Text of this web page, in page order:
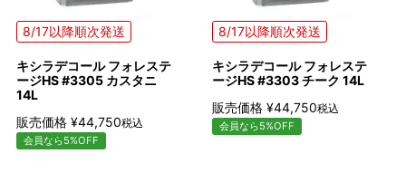
8/17以降順次発送
キシラデコール フォレステ
ージHS #3305 カスタニ
14L
販売価格 ¥44,750税込
会員なら5%OFF
8/17以降順次発送
キシラデコール フォレステ
ージHS #3303 チーク 14L
販売価格 ¥44,750税込
会員なら5%OFF